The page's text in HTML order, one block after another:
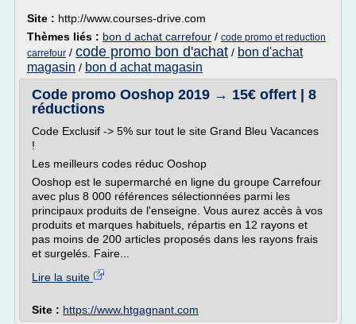
Site : http://www.courses-drive.com
Thèmes liés : bon d achat carrefour / code promo et reduction
carrefour / code promo bon d'achat / bon d'achat
magasin / bon d achat magasin
Code promo Ooshop 2019 → 15€ offert | 8
réductions
Code Exclusif -> 5% sur tout le site Grand Bleu Vacances
!
Les meilleurs codes réduc Ooshop
Ooshop est le supermarché en ligne du groupe Carrefour
avec plus 8 000 références sélectionnées parmi les
principaux produits de l'enseigne. Vous aurez accès à vos
produits et marques habituels, répartis en 12 rayons et
pas moins de 200 articles proposés dans les rayons frais
et surgelés. Faire...
Lire la suite
Site : https://www.htgagnant.com